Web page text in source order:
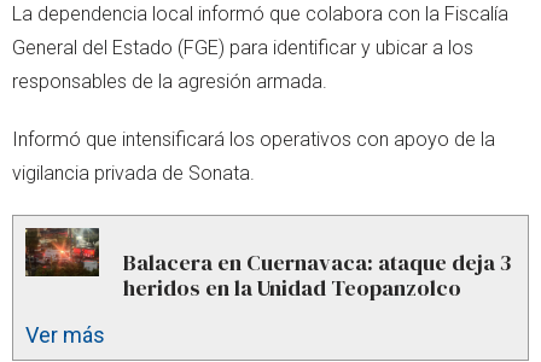
La dependencia local informó que colabora con la Fiscalía
General del Estado (FGE) para identificar y ubicar a los
responsables de la agresión armada.
Informó que intensificará los operativos con apoyo de la
vigilancia privada de Sonata.
Balacera en Cuernavaca: ataque deja 3
heridos en la Unidad Teopanzolco
Ver más